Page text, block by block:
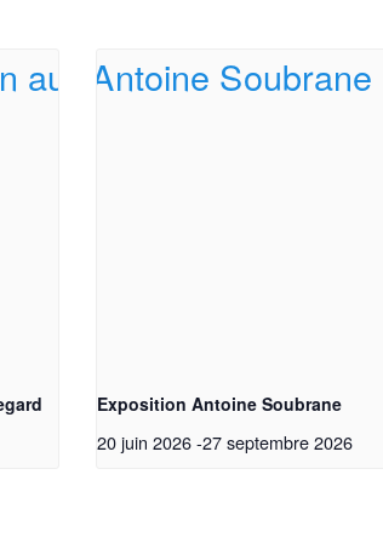
Exposition Antoine Soubrane
20 juin 2026 -27 septembre 2026
vos connaissances artistiques